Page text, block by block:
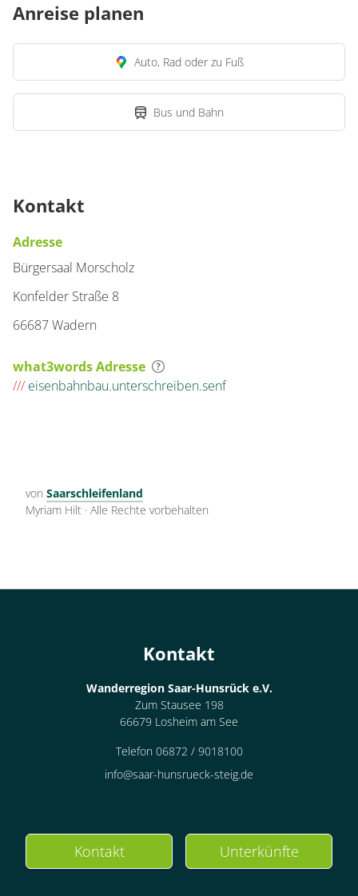
Anreise planen
Auto, Rad oder zu Fuß
Bus und Bahn
Kontakt
Adresse
Bürgersaal Morscholz
Konfelder Straße 8
66687 Wadern
what3words Adresse
/// eisenbahnbau.unterschreiben.senf
von Saarschleifenland
Myriam Hilt · Alle Rechte vorbehalten
Kontakt
Wanderregion Saar-Hunsrück e.V.
Zum Stausee 198
66679 Losheim am See
Telefon 06872 / 9018100
info@saar-hunsrueck-steig.de
Kontakt Unterkünfte